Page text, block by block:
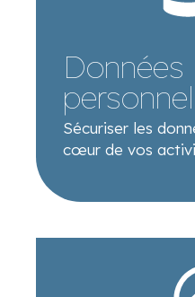
Données
Sécuriser les
cœur de vos